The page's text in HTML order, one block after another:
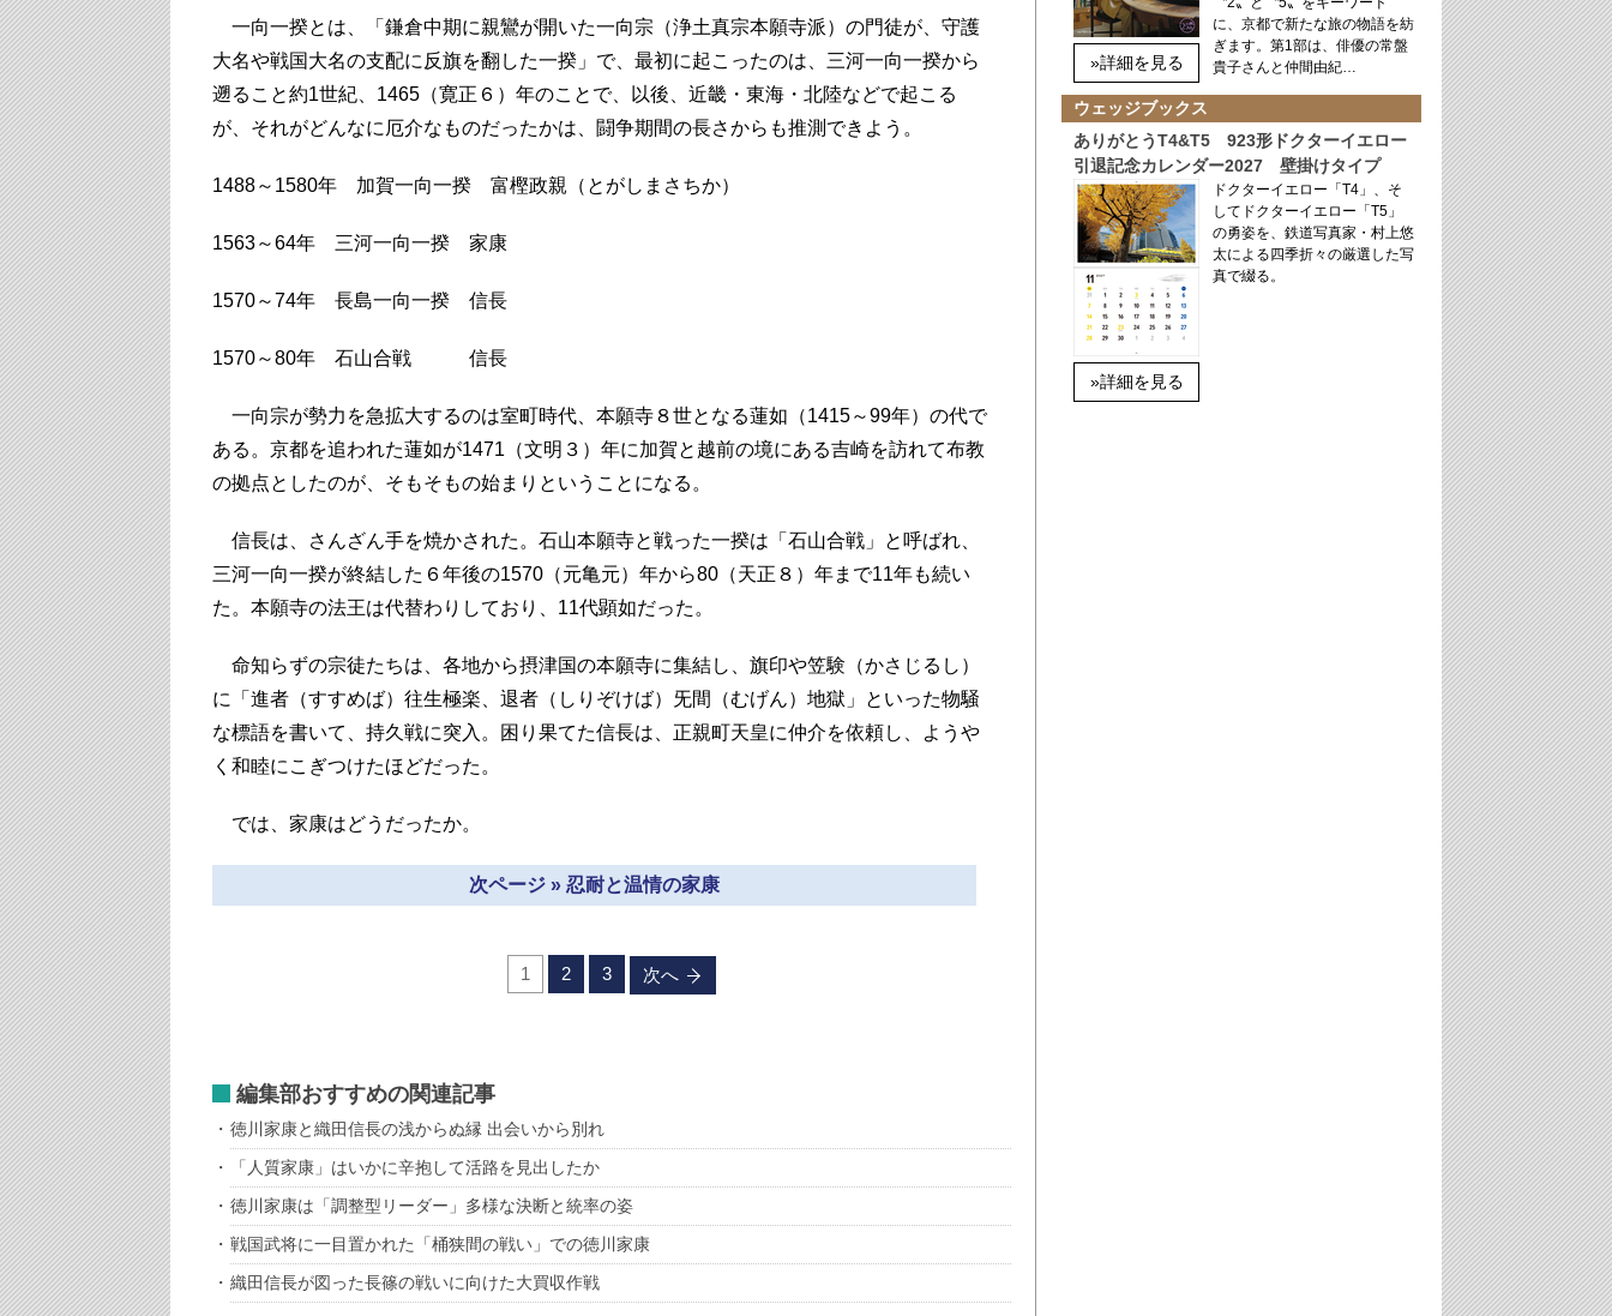
一向一揆とは、「鎌倉中期に親鸞が開いた一向宗（浄土真宗本願寺派）の門徒が、守護
大名や戦国大名の支配に反旗を翻した一揆」で、最初に起こったのは、三河一向一揆から
遡ること約1世紀、1465（寛正６）年のことで、以後、近畿・東海・北陸などで起こる
が、それがどんなに厄介なものだったかは、闘争期間の長さからも推測できよう。
1488～1580年 加賀一向一揆 富樫政親（とがしまさちか）
1563～64年 三河一向一揆 家康
1570～74年 長島一向一揆 信長
1570～80年 石山合戦 信長
一向宗が勢力を急拡大するのは室町時代、本願寺８世となる蓮如（1415～99年）の代で
ある。京都を追われた蓮如が1471（文明３）年に加賀と越前の境にある吉崎を訪れて布教
の拠点としたのが、そもそもの始まりということになる。
信長は、さんざん手を焼かされた。石山本願寺と戦った一揆は「石山合戦」と呼ばれ、
三河一向一揆が終結した６年後の1570（元亀元）年から80（天正８）年まで11年も続い
た。本願寺の法王は代替わりしており、11代顕如だった。
命知らずの宗徒たちは、各地から摂津国の本願寺に集結し、旗印や笠験（かさじるし）
に「進者（すすめば）往生極楽、退者（しりぞけば）旡間（むげん）地獄」といった物騒
な標語を書いて、持久戦に突入。困り果てた信長は、正親町天皇に仲介を依頼し、ようや
く和睦にこぎつけたほどだった。
では、家康はどうだったか。
次ページ » 忍耐と温情の家康
1 2 3 次へ
編集部おすすめの関連記事
徳川家康と織田信長の浅からぬ縁 出会いから別れ
「人質家康」はいかに辛抱して活路を見出したか
徳川家康は「調整型リーダー」多様な決断と統率の姿
戦国武将に一目置かれた「桶狭間の戦い」での徳川家康
織田信長が図った長篠の戦いに向けた大買収作戦
»詳細を見る
に、京都で新たな旅の物語を紡
ぎます。第1部は、俳優の常盤
貴子さんと仲間由紀…
ウェッジブックス
ありがとうT4&T5 923形ドクターイエロー
引退記念カレンダー2027 壁掛けタイプ
»詳細を見る
ドクターイエロー「T4」、そ
してドクターイエロー「T5」
の勇姿を、鉄道写真家・村上悠
太による四季折々の厳選した写
真で綴る。